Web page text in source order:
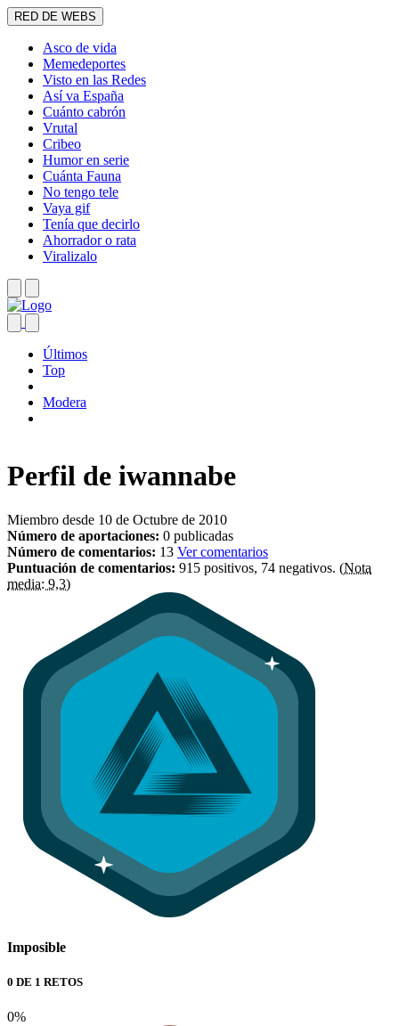
RED DE WEBS
Asco de vida
Memedeportes
Visto en las Redes
Así va España
Cuánto cabrón
Vrutal
Cribeo
Humor en serie
Cuánta Fauna
No tengo tele
Vaya gif
Tenía que decirlo
Ahorrador o rata
Viralizalo
Últimos
Top
Modera
Perfil de iwannabe
Miembro desde 10 de Octubre de 2010
Número de aportaciones: 0 publicadas
Número de comentarios: 13 Ver comentarios
Puntuación de comentarios: 915 positivos, 74 negativos. (Nota
media: 9,3)
Imposible
0 DE 1 RETOS
0%